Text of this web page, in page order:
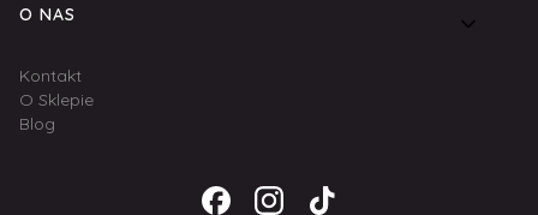
O NAS
Kontakt
O Sklepie
Blog